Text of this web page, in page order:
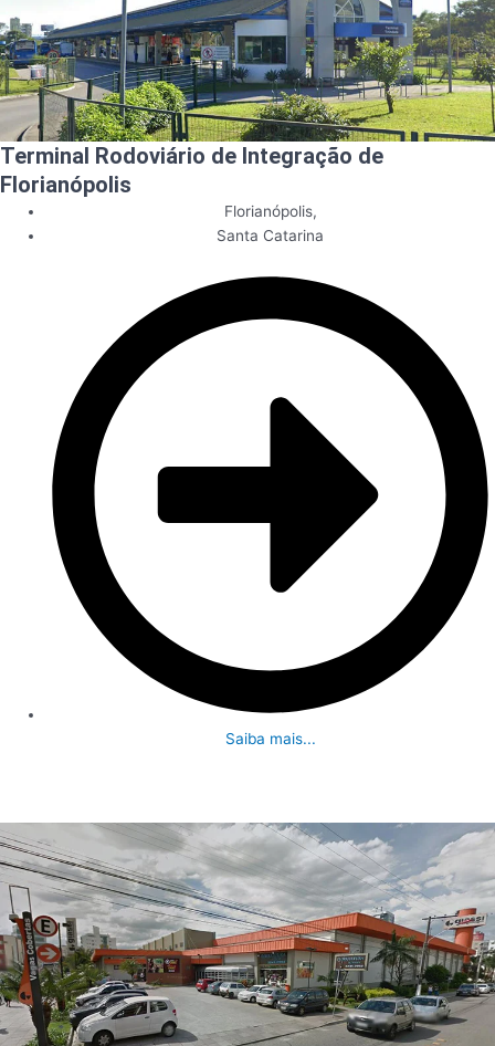
Terminal Rodoviário de Integração de
Florianópolis
Florianópolis,
Santa Catarina
Saiba mais...